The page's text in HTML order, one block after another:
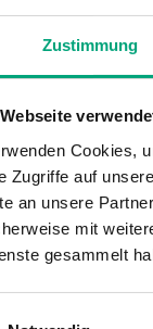
Zustimmung
Cookies,
Zugriffe auf
an unsere
mit
gesammelt
T)